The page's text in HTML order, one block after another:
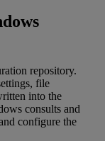
repository.
file
into the
consults and
configure the